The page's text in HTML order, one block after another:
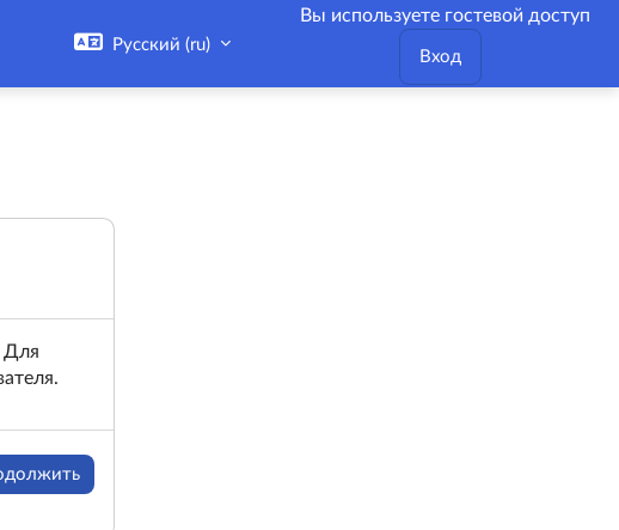
Русский ‎(ru)‎
Вы используете гостевой доступ
Вход
Для